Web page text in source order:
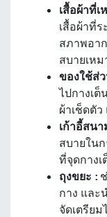
เสื้อผ้าที่
เสื้อผ้าที่
สภาพอา
สบายเห
ของใช้ส่
ไปกางเ
ผ้าเช็ดตั
เก้าอี้สน
สบายใน
ที่จุดกางเ
ถุงขยะ :
กาง และ
จัดเตรียม